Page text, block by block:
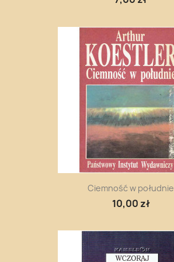
Ciemność w południe
10,00 zł